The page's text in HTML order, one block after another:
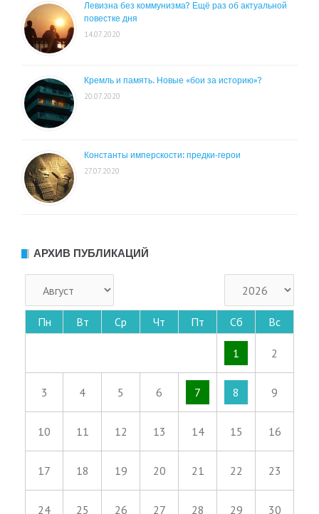
Левизна без коммунизма? Ещё раз об актуальной
повестке дня
14.07.2020
Кремль и память. Новые «бои за историю»?
20.07.2020
Константы имперскости: предки-герои
27.07.2020
АРХИВ ПУБЛИКАЦИЙ
Пн Вт Ср Чт Пт Сб Вс
1 2
3 4 5 6 7 8 9
10 11 12 13 14 15 16
17 18 19 20 21 22 23
24 25 26 27 28 29 30